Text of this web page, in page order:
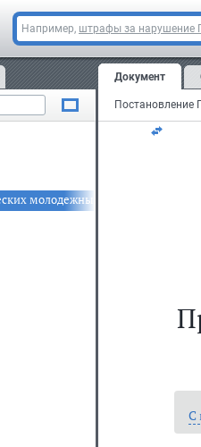
Например, штрафы за нарушение
молодежных и детских
Документ
С